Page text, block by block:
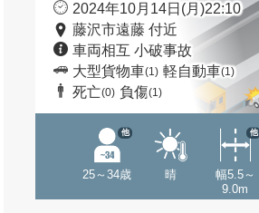
2024年10月14日(月)22:10
藤沢市遠藤 付近
車両相互 小破事故
大型貨物車(1) 軽自動車(1)
死亡(0) 負傷(1)
25～34歳
他
晴
幅5.5～
9.0m
他